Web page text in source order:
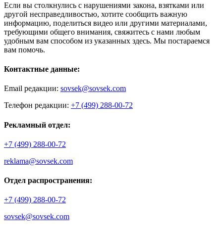
Если вы столкнулись с нарушениями закона, взятками или
другой несправедливостью, хотите сообщить важную
информацию, поделиться видео или другими материалами,
требующими общего внимания, свяжитесь с нами любым
удобным вам способом из указанных здесь. Мы постараемся
вам помочь.
Контактные данные:
Email редакции: sovsek@sovsek.com
Телефон редакции: +7 (499) 288-00-72
Рекламный отдел:
+7 (499) 288-00-72
reklama@sovsek.com
Отдел распространения:
+7 (499) 288-00-72
sovsek@sovsek.com